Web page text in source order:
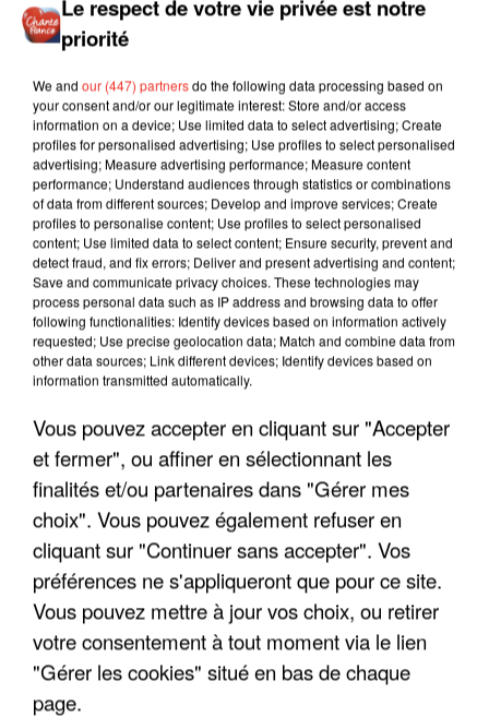
LES INTERVIEWS CHANTE
FRANCE
"JE SUIS À DISPOSITION DES
ENFOIRÉS"
"ON A TOUS LE TRAC"
Le respect de votre vie privée est notre
priorité
We and our (447) partnersdo the following data processing based on
your consent and/or our legitimate interest: Store and/or access
information on a device; Use limited data to select advertising; Create
profiles for personalised advertising; Use profiles to select personalised
advertising; Measure advertising performance; Measure content
performance; Understand audiences through statistics or combinations
of data from different sources; Develop and improve services; Create
profiles to personalise content; Use profiles to select personalised
content; Use limited data to select content; Ensure security, prevent and
detect fraud, and fix errors; Deliver and present advertising and content;
Save and communicate privacy choices. These technologies may
process personal data such as IP address and browsing data to offer
following functionalities: Identify devices based on information actively
requested; Use precise geolocation data; Match and combine data from
other data sources; Link different devices; Identify devices based on
information transmitted automatically.
Vous pouvez accepter en cliquant sur "Accepter
et fermer", ou affiner en sélectionnant les
finalités et/ou partenaires dans "Gérer mes
choix". Vous pouvez également refuser en
cliquant sur "Continuer sans accepter". Vos
préférences ne s'appliqueront que pour ce site.
Vous pouvez mettre à jour vos choix, ou retirer
votre consentement à tout moment via le lien
"Gérer les cookies" situé en bas de chaque
page.